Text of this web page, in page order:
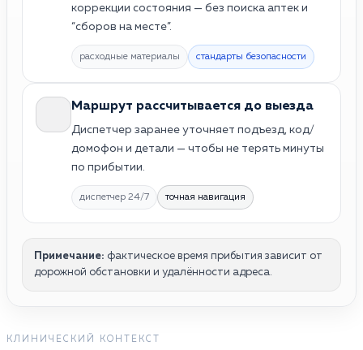
коррекции состояния — без поиска аптек и
“сборов на месте”.
расходные материалы стандарты безопасности
Маршрут рассчитывается до выезда
Диспетчер заранее уточняет подъезд, код/
домофон и детали — чтобы не терять минуты
по прибытии.
диспетчер 24/7 точная навигация
Примечание: фактическое время прибытия зависит от
дорожной обстановки и удалённости адреса.
КЛИНИЧЕСКИЙ КОНТЕКСТ